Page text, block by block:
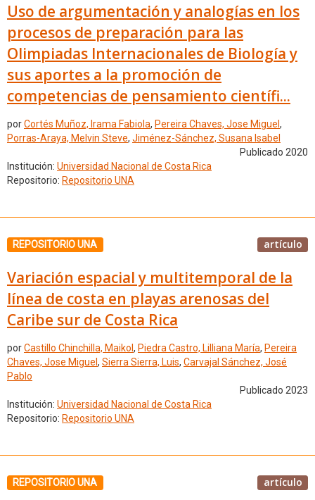
Uso de argumentación y analogías en los
procesos de preparación para las
Olimpiadas Internacionales de Biología y
sus aportes a la promoción de
competencias de pensamiento científi...
porCortés Muñoz, Irama Fabiola, Pereira Chaves, Jose Miguel ,
Porras-Araya, Melvin Steve, Jiménez-Sánchez, Susana Isabel
Publicado 2020
Institución: Universidad Nacional de Costa Rica
Repositorio: Repositorio UNA
REPOSITORIO UNA artículo
Variación espacial y multitemporal de la
línea de costa en playas arenosas del
Caribe sur de Costa Rica
porCastillo Chinchilla, Maikol , Piedra Castro, Lilliana María, Pereira
Chaves, Jose Miguel , Sierra Sierra, Luis, Carvajal Sánchez, José
Pablo
Publicado 2023
Institución: Universidad Nacional de Costa Rica
Repositorio: Repositorio UNA
REPOSITORIO UNA artículo